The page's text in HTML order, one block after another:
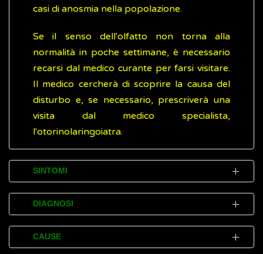
casi di anosmia nella popolazione.
Se il senso dell'olfatto non torna alla
normalità in poche settimane, è necessario
recarsi dal medico curante per farsi visitare.
Il medico cercherà di scoprire la causa del
disturbo e, se necessario, prescriverà una
visita dal medico specialista,
l'otorinolaringoiatra.
SINTOMI
Il disturbo principale (sintomo) dell'anosmia
è l'incapacità di sentire gli odori e riguarda
non solo l'odore dei cibi ma anche quelli
presenti nell'ambiente in cui si vive. Ciò può
DIAGNOSI
Al fine di accertare (diagnosticare) la perdita
della capacità di sentire gli odori (anosmia), il
CAUSE